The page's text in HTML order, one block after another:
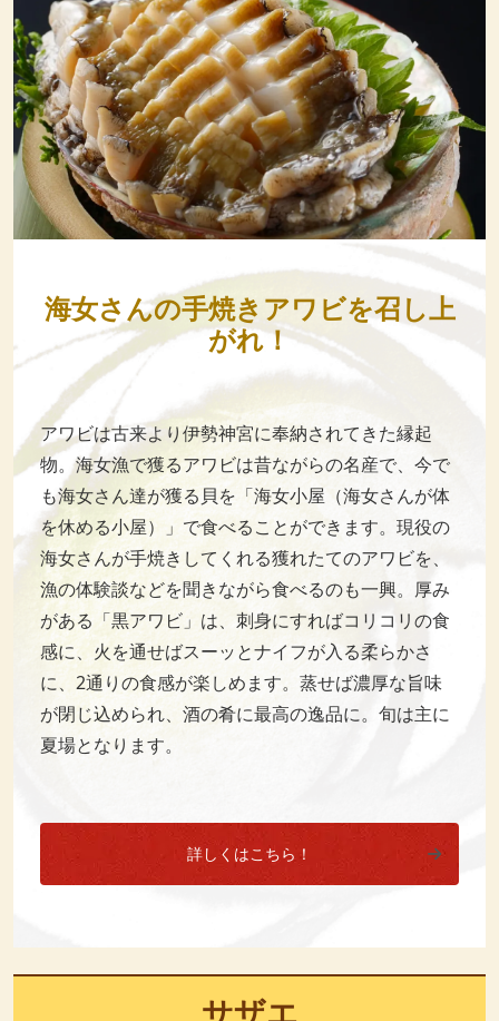
海女さんの手焼きアワビを召し上
がれ！
アワビは古来より伊勢神宮に奉納されてきた縁起
物。海女漁で獲るアワビは昔ながらの名産で、今で
も海女さん達が獲る貝を「海女小屋（海女さんが体
を休める小屋）」で食べることができます。現役の
海女さんが手焼きしてくれる獲れたてのアワビを、
漁の体験談などを聞きながら食べるのも一興。厚み
がある「黒アワビ」は、刺身にすればコリコリの食
感に、火を通せばスーッとナイフが入る柔らかさ
に、2通りの食感が楽しめます。蒸せば濃厚な旨味
が閉じ込められ、酒の肴に最高の逸品に。旬は主に
夏場となります。
詳しくはこちら！
サザエ